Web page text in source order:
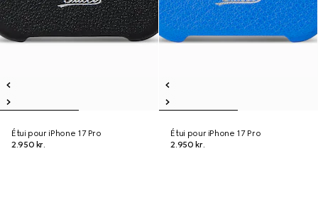
Étui pour iPhone 17 Pro
2.950 kr.
Étui pour iPhone 17 Pro
2.950 kr.